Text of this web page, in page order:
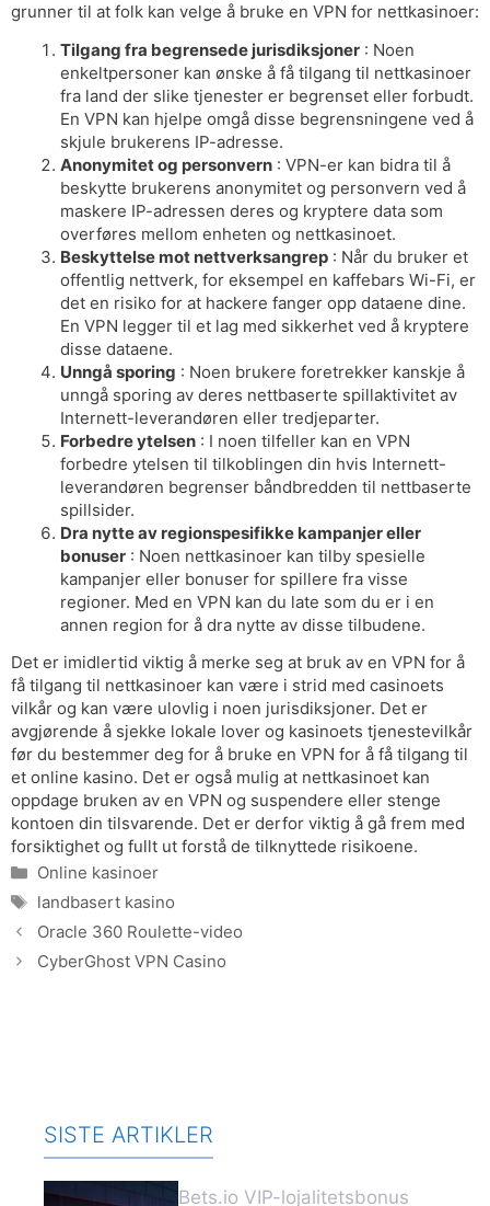
grunner til at folk kan velge å bruke en VPN for nettkasinoer:
Tilgang fra begrensede jurisdiksjoner : Noen
enkeltpersoner kan ønske å få tilgang til nettkasinoer
fra land der slike tjenester er begrenset eller forbudt.
En VPN kan hjelpe omgå disse begrensningene ved å
skjule brukerens IP-adresse.
Anonymitet og personvern : VPN-er kan bidra til å
beskytte brukerens anonymitet og personvern ved å
maskere IP-adressen deres og kryptere data som
overføres mellom enheten og nettkasinoet.
Beskyttelse mot nettverksangrep : Når du bruker et
offentlig nettverk, for eksempel en kaffebars Wi-Fi, er
det en risiko for at hackere fanger opp dataene dine.
En VPN legger til et lag med sikkerhet ved å kryptere
disse dataene.
Unngå sporing : Noen brukere foretrekker kanskje å
unngå sporing av deres nettbaserte spillaktivitet av
Internett-leverandøren eller tredjeparter.
Forbedre ytelsen : I noen tilfeller kan en VPN
forbedre ytelsen til tilkoblingen din hvis Internett-
leverandøren begrenser båndbredden til nettbaserte
spillsider.
Dra nytte av regionspesifikke kampanjer eller
bonuser : Noen nettkasinoer kan tilby spesielle
kampanjer eller bonuser for spillere fra visse
regioner. Med en VPN kan du late som du er i en
annen region for å dra nytte av disse tilbudene.
Det er imidlertid viktig å merke seg at bruk av en VPN for å
få tilgang til nettkasinoer kan være i strid med casinoets
vilkår og kan være ulovlig i noen jurisdiksjoner. Det er
avgjørende å sjekke lokale lover og kasinoets tjenestevilkår
før du bestemmer deg for å bruke en VPN for å få tilgang til
et online kasino. Det er også mulig at nettkasinoet kan
oppdage bruken av en VPN og suspendere eller stenge
kontoen din tilsvarende. Det er derfor viktig å gå frem med
forsiktighet og fullt ut forstå de tilknyttede risikoene.
Categories
Online kasinoer
Tags
landbasert kasino
Oracle 360 ​​Roulette-video
CyberGhost VPN Casino
SISTE ARTIKLER
Bets.io VIP-lojalitetsbonus